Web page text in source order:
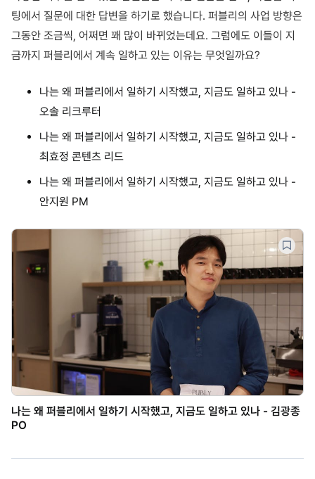
팅에서 질문에 대한 답변을 하기로 했습니다. 퍼블리의 사업 방향은
그동안 조금씩, 어쩌면 꽤 많이 바뀌었는데요. 그럼에도 이들이 지
금까지 퍼블리에서 계속 일하고 있는 이유는 무엇일까요?
나는 왜 퍼블리에서 일하기 시작했고, 지금도 일하고 있나 -
오솔 리크루터
나는 왜 퍼블리에서 일하기 시작했고, 지금도 일하고 있나 -
최효정 콘텐츠 리드
나는 왜 퍼블리에서 일하기 시작했고, 지금도 일하고 있나 -
안지원 PM
나는 왜 퍼블리에서 일하기 시작했고, 지금도 일하고 있나 - 김광종
PO